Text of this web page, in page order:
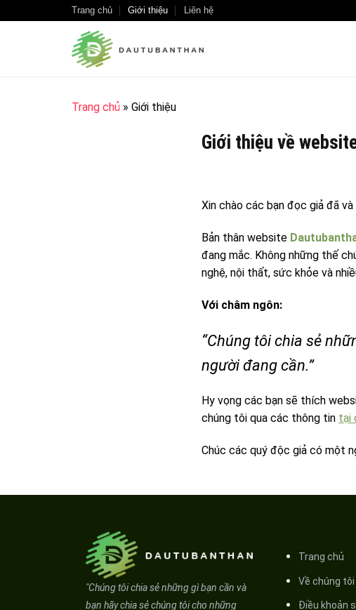
to
Trang chủ Giới thiệu Liên hệ
Trang chủ » Giới thiệu
Giới thiệu về
Xin chào các bạn đọc giả đã
Bản thân website
đang mắc. Không những thế
nghệ, nội thất, sức khỏe và
Với châm ngôn:
“Chúng tôi chia sẻ
người đang cần.”
Hy vọng các bạn sẽ thích
chúng tôi qua các thông tin tại
Chúc các quý độc giả có một
"Chúng tôi chia sẻ những gì bạn cần và
bạn hãy chia sẻ chúng tôi cho những
Trang chủ
Về chúng tôi
Điều khoản